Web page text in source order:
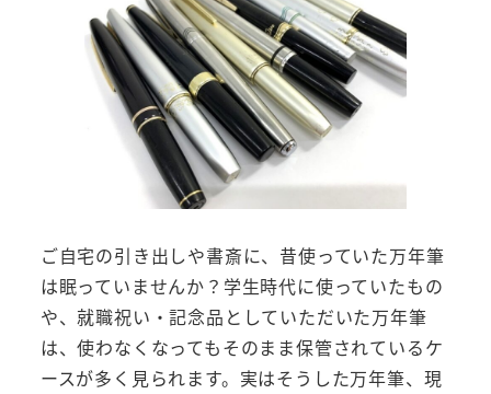
ご自宅の引き出しや書斎に、昔使っていた万年筆
は眠っていませんか？学生時代に使っていたもの
や、就職祝い・記念品としていただいた万年筆
は、使わなくなってもそのまま保管されているケ
ースが多く見られます。実はそうした万年筆、現